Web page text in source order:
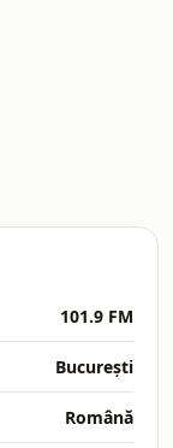
101.9 FM
București
Română